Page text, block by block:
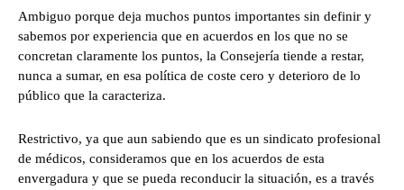
Ambiguo porque deja muchos puntos importantes sin definir y
sabemos por experiencia que en acuerdos en los que no se
concretan claramente los puntos, la Consejería tiende a restar,
nunca a sumar, en esa política de coste cero y deterioro de lo
público que la caracteriza.
Restrictivo, ya que aun sabiendo que es un sindicato profesional
de médicos, consideramos que en los acuerdos de esta
envergadura y que se pueda reconducir la situación, es a través